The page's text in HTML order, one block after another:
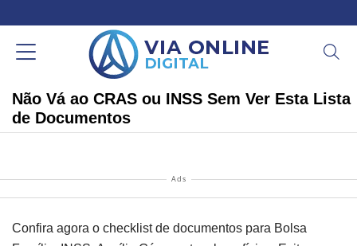
Não Vá ao CRAS ou INSS Sem Ver Esta Lista
de Documentos
Ads
Confira agora o checklist de documentos para Bolsa